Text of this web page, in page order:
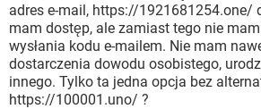
adres e-mail, https://1921681254.one/
mam dostęp, ale zamiast tego nie
wysłania kodu e-mailem. Nie mam
dostarczenia dowodu osobistego,
innego. Tylko ta jedna opcja bez
https://100001.uno/ ?